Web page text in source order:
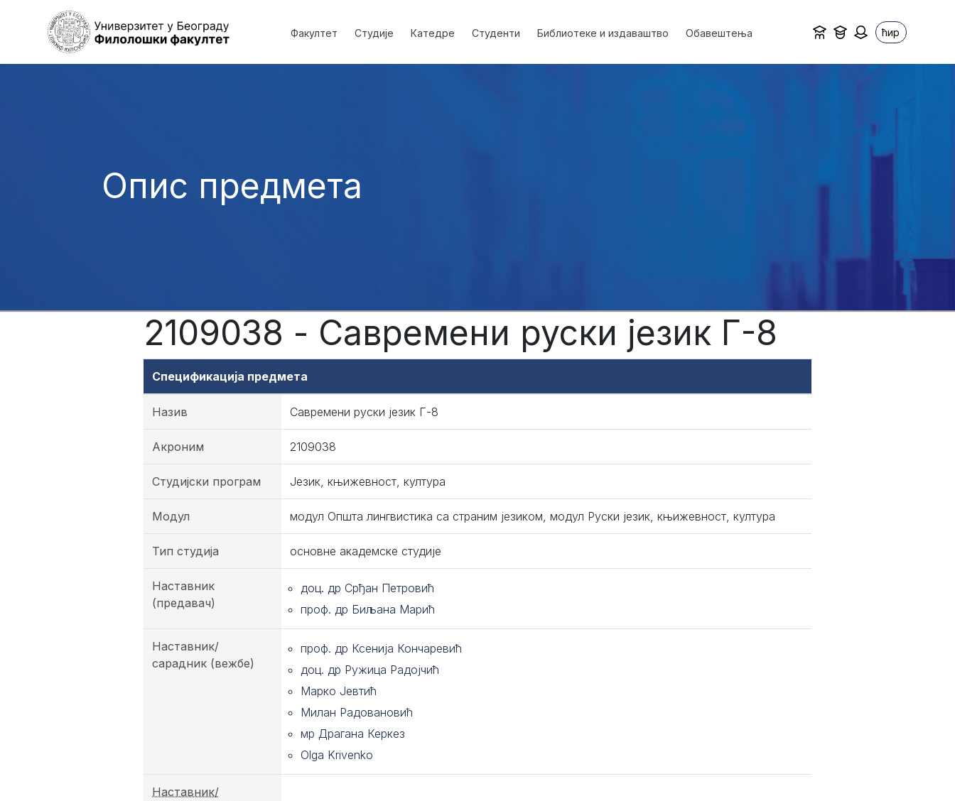
Факултет Студије Катедре Студенти Библиотеке и издаваштво Обавештења ћир
Опис предмета
2109038 - Савремени руски језик Г-8
Спецификација предмета
Назив Савремени руски језик Г-8
Акроним 2109038
Студијски програм Језик, књижевност, култура
Модул модул Општа лингвистика са страним језиком, модул Руски језик, књижевност, култура
Тип студија основне академске студије
Наставник
(предавач)
доц. др Срђан Петровић
проф. др Биљана Марић
Наставник/
сарадник (вежбе)
проф. др Ксенија Кончаревић
доц. др Ружица Радојчић
Марко Јевтић
Милан Радовановић
мр Драгана Керкез
Olga Krivenko
Наставник/